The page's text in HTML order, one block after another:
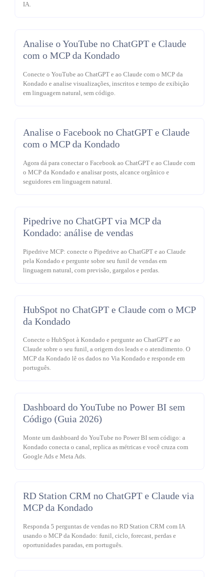
IA.
Analise o YouTube no ChatGPT e Claude
com o MCP da Kondado
Conecte o YouTube ao ChatGPT e ao Claude com o MCP da
Kondado e analise visualizações, inscritos e tempo de exibição
em linguagem natural, sem código.
Analise o Facebook no ChatGPT e Claude
com o MCP da Kondado
Agora dá para conectar o Facebook ao ChatGPT e ao Claude com
o MCP da Kondado e analisar posts, alcance orgânico e
seguidores em linguagem natural.
Pipedrive no ChatGPT via MCP da
Kondado: análise de vendas
Pipedrive MCP: conecte o Pipedrive ao ChatGPT e ao Claude
pela Kondado e pergunte sobre seu funil de vendas em
linguagem natural, com previsão, gargalos e perdas.
HubSpot no ChatGPT e Claude com o MCP
da Kondado
Conecte o HubSpot à Kondado e pergunte ao ChatGPT e ao
Claude sobre o seu funil, a origem dos leads e o atendimento. O
MCP da Kondado lê os dados no Via Kondado e responde em
português.
Dashboard do YouTube no Power BI sem
Código (Guia 2026)
Monte um dashboard do YouTube no Power BI sem código: a
Kondado conecta o canal, replica as métricas e você cruza com
Google Ads e Meta Ads.
RD Station CRM no ChatGPT e Claude via
MCP da Kondado
Responda 5 perguntas de vendas no RD Station CRM com IA
usando o MCP da Kondado: funil, ciclo, forecast, perdas e
oportunidades paradas, em português.